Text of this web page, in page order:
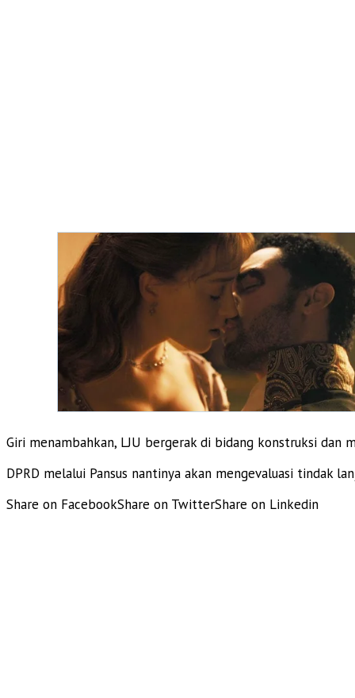
Giri menambahkan, LJU bergerak di bidang konstruksi dan
DPRD melalui Pansus nantinya akan mengevaluasi tindak
Share on FacebookShare on TwitterShare on Linkedin